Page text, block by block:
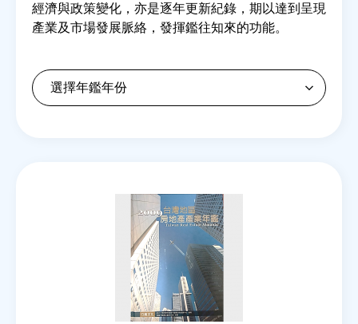
電子報
經濟與政策變化，亦是逐年更新紀錄，期以達到呈現
產業及市場發展脈絡，發揮鑑往知來的功能。